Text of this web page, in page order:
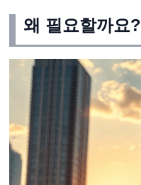
왜 필요할까요?